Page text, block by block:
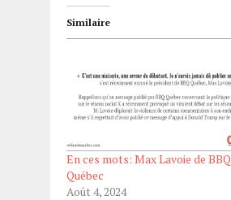
Similaire
En ces mots: Max Lavoie de BBQ
Québec
Août 4, 2024